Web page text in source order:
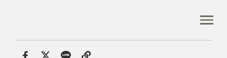
:::
首頁 專文專區